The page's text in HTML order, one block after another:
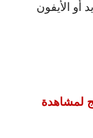
أو الأيفون
لمشاهدة